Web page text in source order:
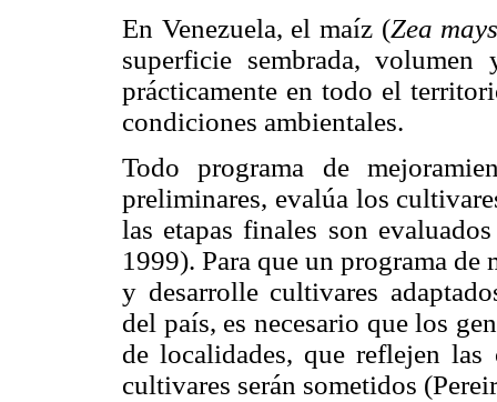
En Venezuela, el maíz (Zea
superficie sembrada,
prácticamente en todo el
condiciones ambientales.
Todo programa de
preliminares, evalúa los
las etapas finales son
1999). Para que un programa
y desarrolle cultivares
del país, es necesario que los
de localidades, que reflejen
cultivares serán sometidos